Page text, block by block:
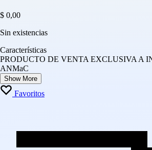
$ 0,00
Sin existencias
Características
PRODUCTO DE VENTA EXCLUSIVA A
ANMaC
Show More
Favoritos